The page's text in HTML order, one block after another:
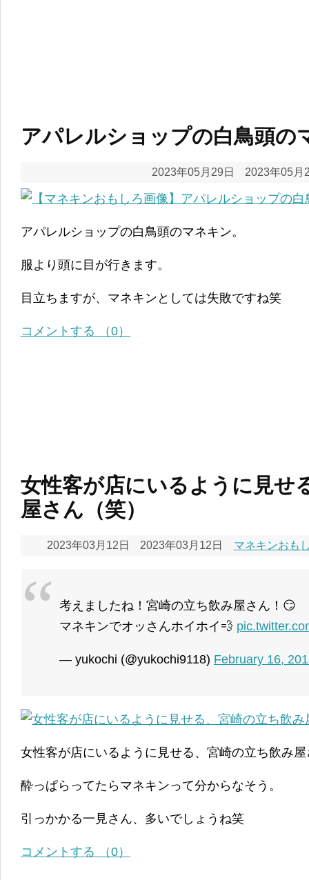
アパレルショップの白鳥頭の
2023年05月29日 2023年05月
アパレルショップの白鳥頭のマネキン。
服より頭に目が行きます。
目立ちますが、マネキンとしては失敗ですね笑
コメントする （0）
女性客が店にいるように見せ
屋さん（笑）
2023年03月12日 2023年03月12日 マネキンおも
考えましたね！宮崎の立ち飲み屋さん！😏
マネキンでオッさんホイホイ💨
— yukochi (@yukochi9118) February 16,
女性客が店にいるように見せる、宮崎の立ち飲み
酔っぱらってたらマネキンって分からなそう。
引っかかる一見さん、多いでしょうね笑
コメントする （0）